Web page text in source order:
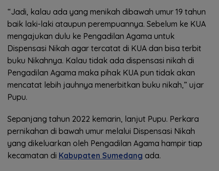
“Jadi, kalau ada yang menikah dibawah umur 19 tahun
baik laki-laki ataupun perempuannya. Sebelum ke KUA
mengajukan dulu ke Pengadilan Agama untuk
Dispensasi Nikah agar tercatat di KUA dan bisa terbit
buku Nikahnya. Kalau tidak ada dispensasi nikah di
Pengadilan Agama maka pihak KUA pun tidak akan
mencatat lebih jauhnya menerbitkan buku nikah,” ujar
Pupu.
Sepanjang tahun 2022 kemarin, lanjut Pupu. Perkara
pernikahan di bawah umur melalui Dispensasi Nikah
yang dikeluarkan oleh Pengadilan Agama hampir tiap
kecamatan di Kabupaten Sumedang ada.